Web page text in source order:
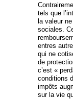
tels que
la valeur
sociales.
entres
qui ne
de
c’est «
conditions
impôts
sur la vie